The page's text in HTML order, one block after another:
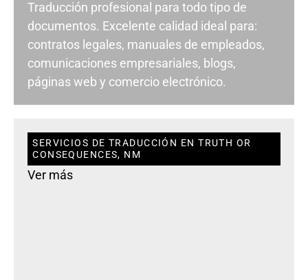
Traducción profesional para todo tipo de
documentos. Excelente calidad ideal para:
contratos legales, manuales de empleados,
comunicaciones empresariales, blogs,
páginas web y comercio electrónico.
SERVICIOS DE TRADUCCIÓN EN TRUTH OR
CONSEQUENCES, NM
Ver más